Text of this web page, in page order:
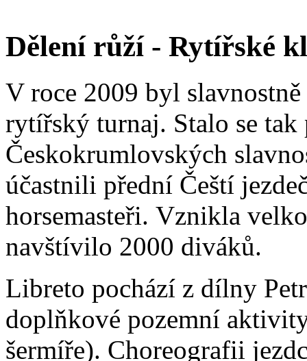
Dělení růží - Rytířské
V roce 2009 byl
rytířský turnaj. Stalo se
Českokrumlovských
účastnili přední Čeští
horsemasteři. Vznikla
navštívilo 2000 diváků.
Libreto pochází z dílny
doplňkové pozemní
šermíře). Choreografii